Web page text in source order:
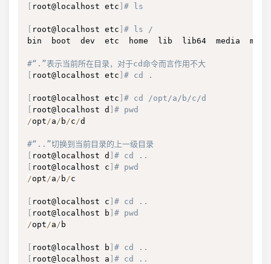
root@localhost etc # ls
root@localhost etc # ls /
bin  boot  dev  etc  home  lib  lib64  media
#“.”表示当前所在目录，对于cd命令而言作用不大
root@localhost etc # cd .
root@localhost etc # cd /opt/a/b/c/d
root@localhost d
# pwd
/opt/a/ b/c/d
#“..”切换到当前目录的上一级目录
root@localhost d
# cd ..
root@localhost c # pwd
/opt/a/ b/c
root@localhost c # cd ..
root@localhost b # pwd
/opt/a/ b
root@localhost b # cd ..
root@localhost a # cd ..